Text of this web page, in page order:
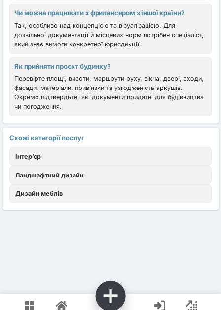
Чи можна працювати з фрилансером з іншої країни?
Так, особливо над концепцією та візуалізацією. Для
дозвільної документації й місцевих норм потрібен спеціаліст,
який знає вимоги конкретної юрисдикції.
Як прийняти проєкт будинку?
Перевірте площі, висоти, маршрути руху, вікна, двері, сходи,
фасади, матеріали, прив’язки та узгодженість аркушів.
Окремо підтвердьте, які документи придатні для будівництва
чи погодження.
Схожі категорії послуг
Інтер’єр
Ландшафтний дизайн
Дизайн меблів